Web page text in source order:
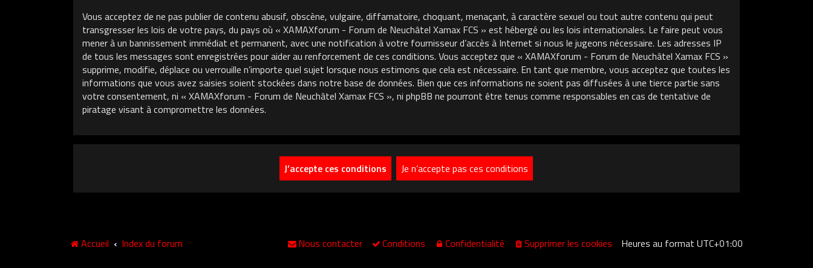
Vous acceptez de ne pas publier de contenu abusif, obscène, vulgaire, diffamatoire, choquant, menaçant, à caractère sexuel ou tout autre contenu qui peut
transgresser les lois de votre pays, du pays où « XAMAXforum - Forum de Neuchâtel Xamax FCS » est hébergé ou les lois internationales. Le faire peut vous
mener à un bannissement immédiat et permanent, avec une notification à votre fournisseur d’accès à Internet si nous le jugeons nécessaire. Les adresses IP
de tous les messages sont enregistrées pour aider au renforcement de ces conditions. Vous acceptez que « XAMAXforum - Forum de Neuchâtel Xamax FCS »
supprime, modifie, déplace ou verrouille n’importe quel sujet lorsque nous estimons que cela est nécessaire. En tant que membre, vous acceptez que toutes les
informations que vous avez saisies soient stockées dans notre base de données. Bien que ces informations ne soient pas diffusées à une tierce partie sans
votre consentement, ni « XAMAXforum - Forum de Neuchâtel Xamax FCS », ni phpBB ne pourront être tenus comme responsables en cas de tentative de
piratage visant à compromettre les données.
Accueil Index du forum Heures au formatUTC+01:00
Supprimer les cookies
Confidentialité
Conditions
Nous contacter